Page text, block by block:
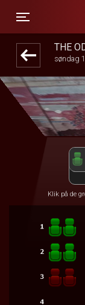
Toggle
THE
søndag
Klik på de